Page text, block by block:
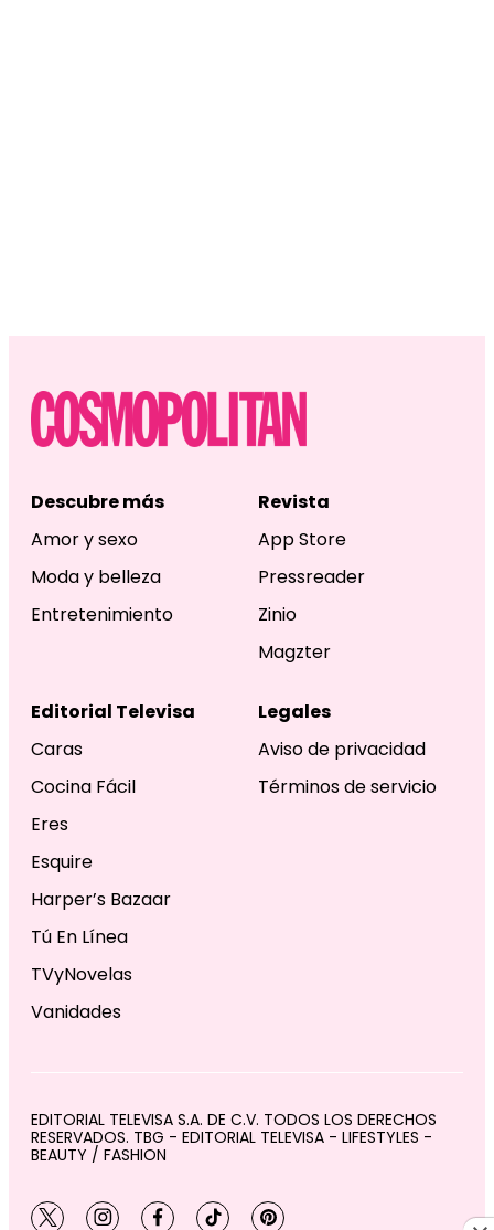
Descubre más
Amor y sexo
Moda y belleza
Entretenimiento
Revista
App Store
Pressreader
Zinio
Magzter
Editorial Televisa
Caras
Cocina Fácil
Eres
Esquire
Harper’s Bazaar
Tú En Línea
TVyNovelas
Vanidades
Legales
Aviso de privacidad
Términos de servicio
EDITORIAL TELEVISA S.A. DE C.V. TODOS LOS DERECHOS
RESERVADOS. TBG - EDITORIAL TELEVISA - LIFESTYLES -
BEAUTY / FASHION